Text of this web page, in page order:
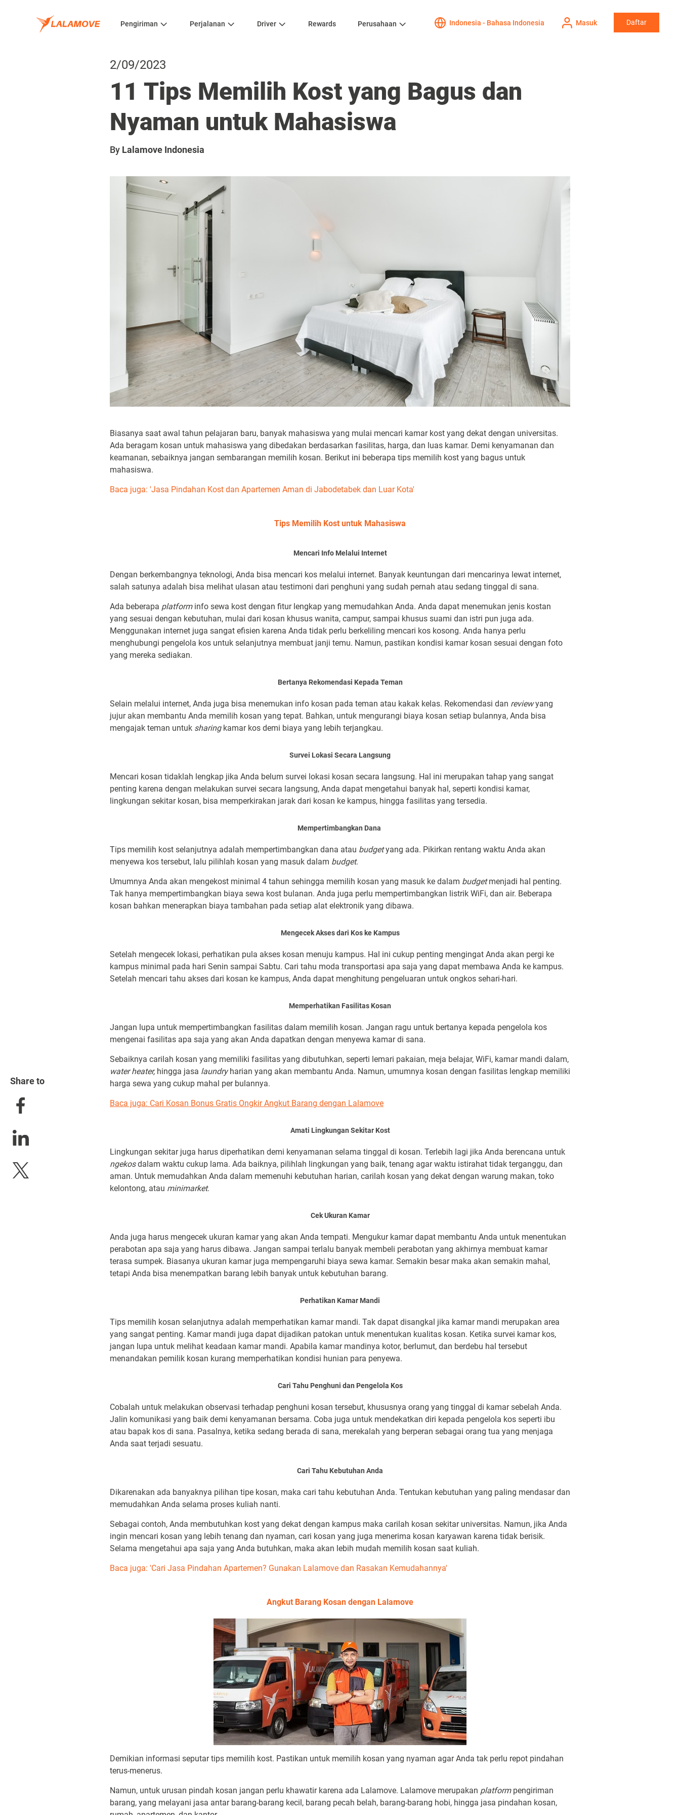
Pengiriman Perjalanan Driver Rewards Perusahaan Indonesia - Bahasa Indonesia Masuk Daftar
2/09/2023
11 Tips Memilih Kost yang Bagus dan
Nyaman untuk Mahasiswa
By Lalamove Indonesia
Biasanya saat awal tahun pelajaran baru, banyak mahasiswa yang mulai mencari kamar kost yang dekat dengan universitas.
Ada beragam kosan untuk mahasiswa yang dibedakan berdasarkan fasilitas, harga, dan luas kamar. Demi kenyamanan dan
keamanan, sebaiknya jangan sembarangan memilih kosan. Berikut ini beberapa tips memilih kost yang bagus untuk
mahasiswa.
Baca juga: 'Jasa Pindahan Kost dan Apartemen Aman di Jabodetabek dan Luar Kota'
Tips Memilih Kost untuk Mahasiswa
Mencari Info Melalui Internet
Dengan berkembangnya teknologi, Anda bisa mencari kos melalui internet. Banyak keuntungan dari mencarinya lewat internet,
salah satunya adalah bisa melihat ulasan atau testimoni dari penghuni yang sudah pernah atau sedang tinggal di sana.
Ada beberapa platform info sewa kost dengan fitur lengkap yang memudahkan Anda. Anda dapat menemukan jenis kostan
yang sesuai dengan kebutuhan, mulai dari kosan khusus wanita, campur, sampai khusus suami dan istri pun juga ada.
Menggunakan internet juga sangat efisien karena Anda tidak perlu berkeliling mencari kos kosong. Anda hanya perlu
menghubungi pengelola kos untuk selanjutnya membuat janji temu. Namun, pastikan kondisi kamar kosan sesuai dengan foto
yang mereka sediakan.
Bertanya Rekomendasi Kepada Teman
Selain melalui internet, Anda juga bisa menemukan info kosan pada teman atau kakak kelas. Rekomendasi dan reviewyang
jujur akan membantu Anda memilih kosan yang tepat. Bahkan, untuk mengurangi biaya kosan setiap bulannya, Anda bisa
mengajak teman untuk sharing kamar kos demi biaya yang lebih terjangkau.
Survei Lokasi Secara Langsung
Mencari kosan tidaklah lengkap jika Anda belum survei lokasi kosan secara langsung. Hal ini merupakan tahap yang sangat
penting karena dengan melakukan survei secara langsung, Anda dapat mengetahui banyak hal, seperti kondisi kamar,
lingkungan sekitar kosan, bisa memperkirakan jarak dari kosan ke kampus, hingga fasilitas yang tersedia.
Mempertimbangkan Dana
Tips memilih kost selanjutnya adalah mempertimbangkan dana atau budgetyang ada. Pikirkan rentang waktu Anda akan
menyewa kos tersebut, lalu pilihlah kosan yang masuk dalam budget.
Umumnya Anda akan mengekost minimal 4 tahun sehingga memilih kosan yang masuk ke dalam budgetmenjadi hal penting.
Tak hanya mempertimbangkan biaya sewa kost bulanan. Anda juga perlu mempertimbangkan listrik WiFi, dan air. Beberapa
kosan bahkan menerapkan biaya tambahan pada setiap alat elektronik yang dibawa.
Mengecek Akses dari Kos ke Kampus
Setelah mengecek lokasi, perhatikan pula akses kosan menuju kampus. Hal ini cukup penting mengingat Anda akan pergi ke
kampus minimal pada hari Senin sampai Sabtu. Cari tahu moda transportasi apa saja yang dapat membawa Anda ke kampus.
Setelah mencari tahu akses dari kosan ke kampus, Anda dapat menghitung pengeluaran untuk ongkos sehari-hari.
Memperhatikan Fasilitas Kosan
Jangan lupa untuk mempertimbangkan fasilitas dalam memilih kosan. Jangan ragu untuk bertanya kepada pengelola kos
mengenai fasilitas apa saja yang akan Anda dapatkan dengan menyewa kamar di sana.
Sebaiknya carilah kosan yang memiliki fasilitas yang dibutuhkan, seperti lemari pakaian, meja belajar, WiFi, kamar mandi dalam,
water heater, hingga jasa laundryharian yang akan membantu Anda. Namun, umumnya kosan dengan fasilitas lengkap memiliki
harga sewa yang cukup mahal per bulannya.
Baca juga: Cari Kosan Bonus Gratis Ongkir Angkut Barang dengan Lalamove
Amati Lingkungan Sekitar Kost
Lingkungan sekitar juga harus diperhatikan demi kenyamanan selama tinggal di kosan. Terlebih lagi jika Anda berencana untuk
ngekosdalam waktu cukup lama. Ada baiknya, pilihlah lingkungan yang baik, tenang agar waktu istirahat tidak terganggu, dan
aman. Untuk memudahkan Anda dalam memenuhi kebutuhan harian, carilah kosan yang dekat dengan warung makan, toko
kelontong, atau minimarket.
Cek Ukuran Kamar
Anda juga harus mengecek ukuran kamar yang akan Anda tempati. Mengukur kamar dapat membantu Anda untuk menentukan
perabotan apa saja yang harus dibawa. Jangan sampai terlalu banyak membeli perabotan yang akhirnya membuat kamar
terasa sumpek. Biasanya ukuran kamar juga mempengaruhi biaya sewa kamar. Semakin besar maka akan semakin mahal,
tetapi Anda bisa menempatkan barang lebih banyak untuk kebutuhan barang.
Perhatikan Kamar Mandi
Tips memilih kosan selanjutnya adalah memperhatikan kamar mandi. Tak dapat disangkal jika kamar mandi merupakan area
yang sangat penting. Kamar mandi juga dapat dijadikan patokan untuk menentukan kualitas kosan. Ketika survei kamar kos,
jangan lupa untuk melihat keadaan kamar mandi. Apabila kamar mandinya kotor, berlumut, dan berdebu hal tersebut
menandakan pemilik kosan kurang memperhatikan kondisi hunian para penyewa.
Cari Tahu Penghuni dan Pengelola Kos
Cobalah untuk melakukan observasi terhadap penghuni kosan tersebut, khususnya orang yang tinggal di kamar sebelah Anda.
Jalin komunikasi yang baik demi kenyamanan bersama. Coba juga untuk mendekatkan diri kepada pengelola kos seperti ibu
atau bapak kos di sana. Pasalnya, ketika sedang berada di sana, merekalah yang berperan sebagai orang tua yang menjaga
Anda saat terjadi sesuatu.
Cari Tahu Kebutuhan Anda
Dikarenakan ada banyaknya pilihan tipe kosan, maka cari tahu kebutuhan Anda. Tentukan kebutuhan yang paling mendasar dan
memudahkan Anda selama proses kuliah nanti.
Sebagai contoh, Anda membutuhkan kost yang dekat dengan kampus maka carilah kosan sekitar universitas. Namun, jika Anda
ingin mencari kosan yang lebih tenang dan nyaman, cari kosan yang juga menerima kosan karyawan karena tidak berisik.
Selama mengetahui apa saja yang Anda butuhkan, maka akan lebih mudah memilih kosan saat kuliah.
Baca juga: 'Cari Jasa Pindahan Apartemen? Gunakan Lalamove dan Rasakan Kemudahannya'
Angkut Barang Kosan dengan Lalamove
Demikian informasi seputar tips memilih kost. Pastikan untuk memilih kosan yang nyaman agar Anda tak perlu repot pindahan
terus-menerus.
Namun, untuk urusan pindah kosan jangan perlu khawatir karena ada Lalamove. Lalamove merupakan platform pengiriman
barang, yang melayani jasa antar barang-barang kecil, barang pecah belah, barang-barang hobi, hingga jasa pindahan kosan,
Share to